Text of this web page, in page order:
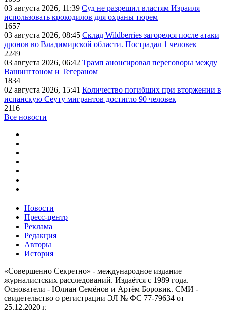
03 августа 2026, 11:39 Суд не разрешил властям Израиля
использовать крокодилов для охраны тюрем
1657
03 августа 2026, 08:45 Склад Wildberries загорелся после атаки
дронов во Владимирской области. Пострадал 1 человек
2249
03 августа 2026, 06:42 Трамп анонсировал переговоры между
Вашингтоном и Тегераном
1834
02 августа 2026, 15:41 Количество погибших при вторжении в
испанскую Сеуту мигрантов достигло 90 человек
2116
Все новости
Новости
Пресс-центр
Реклама
Редакция
Авторы
История
«Совершенно Секретно» - международное издание
журналистских расследований. Издаётся с 1989 года.
Основатели - Юлиан Семёнов и Артём Боровик. CМИ -
свидетельство о регистрации ЭЛ № ФС 77-79634 от
25.12.2020 г.